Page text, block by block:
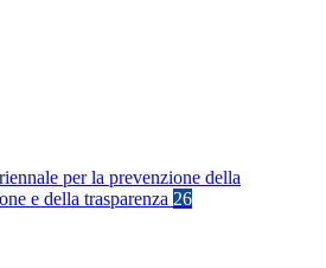
per la prevenzione della
e della trasparenza 26